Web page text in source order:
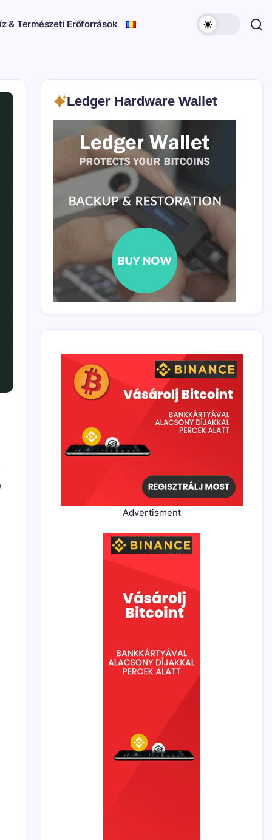
& Természeti Erőforrások
Ledger Hardware Wallet
Advertisment